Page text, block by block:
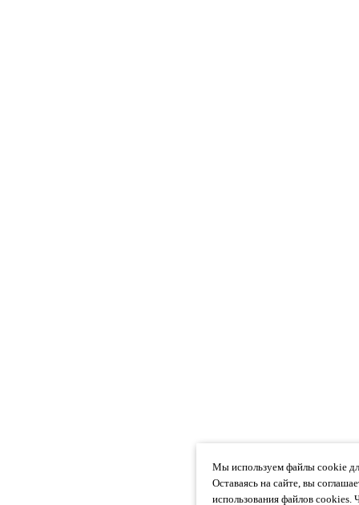
Мы используем файлы cookie
Оставаясь на сайте, вы
использования файлов cookies.